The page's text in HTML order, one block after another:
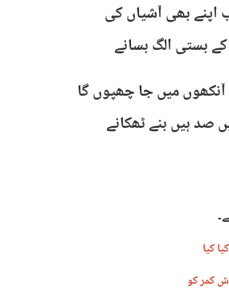
اپنے بھی آشیاں کی
بستی الگ بسانے
میں جا چھپوں گا
ہیں بنے ٹھکانے
کیا
کمر کو